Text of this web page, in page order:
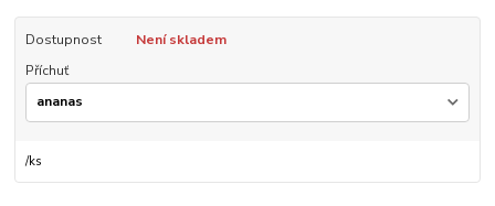
Dostupnost
Není skladem
Příchuť
/ks